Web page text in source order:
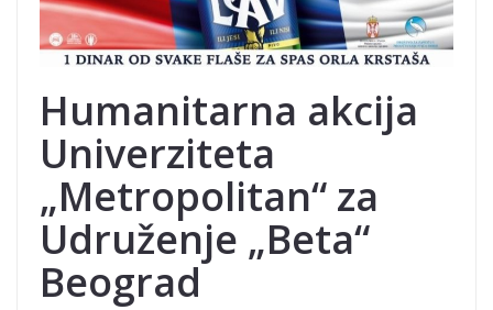
Humanitarna akcija
Univerziteta
„Metropolitan“ za
Udruženje „Beta“
Beograd